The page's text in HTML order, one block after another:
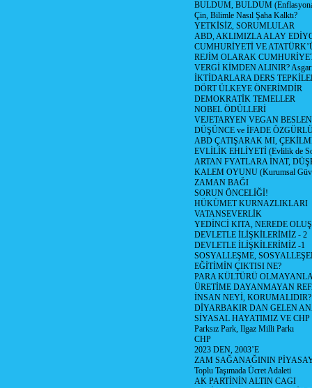
BULDUM, BULDUM
Çin, Bilimle Nasıl Şaha Kalktı?
YETKİSİZ, SORUMLULAR
ABD, AKLIMIZLA ALAY
CUMHURİYETİ VE
REJİM OLARAK
VERGİ KİMDEN ALINIR?
İKTİDARLARA DERS
DÖRT ÜLKEYE ÖNERİMDİR
DEMOKRATİK TEMELLER
NOBEL ÖDÜLLERİ
VEJETARYEN VEGAN
DÜŞÜNCE ve İFADE
ABD ÇATIŞARAK MI,
EVLİLİK EHLİYETİ (Evlilik de
ARTAN FYATLARA İNAT,
KALEM OYUNU (Kurumsal
ZAMAN BAĞI
SORUN ÖNCELİĞİ!
HÜKÜMET KURNAZLIKLARI
VATANSEVERLİK
YEDİNCİ KITA, NEREDE
DEVLETLE İLİŞKİLERİMİZ - 2
DEVLETLE İLİŞKİLERİMİZ -1
SOSYALLEŞME,
EĞİTİMİN ÇIKTISI NE?
PARA KÜLTÜRÜ
ÜRETİME DAYANMAYAN
İNSAN NEYİ, KORUMALIDIR?
DİYARBAKIR DAN GELEN
SİYASAL HAYATIMIZ VE CHP
Parksız Park, Ilgaz Milli Parkı
CHP
2023 DEN, 2003’E
ZAM SAĞANAĞININ
Toplu Taşımada Ücret Adaleti
AK PARTİNİN ALTIN CAGI